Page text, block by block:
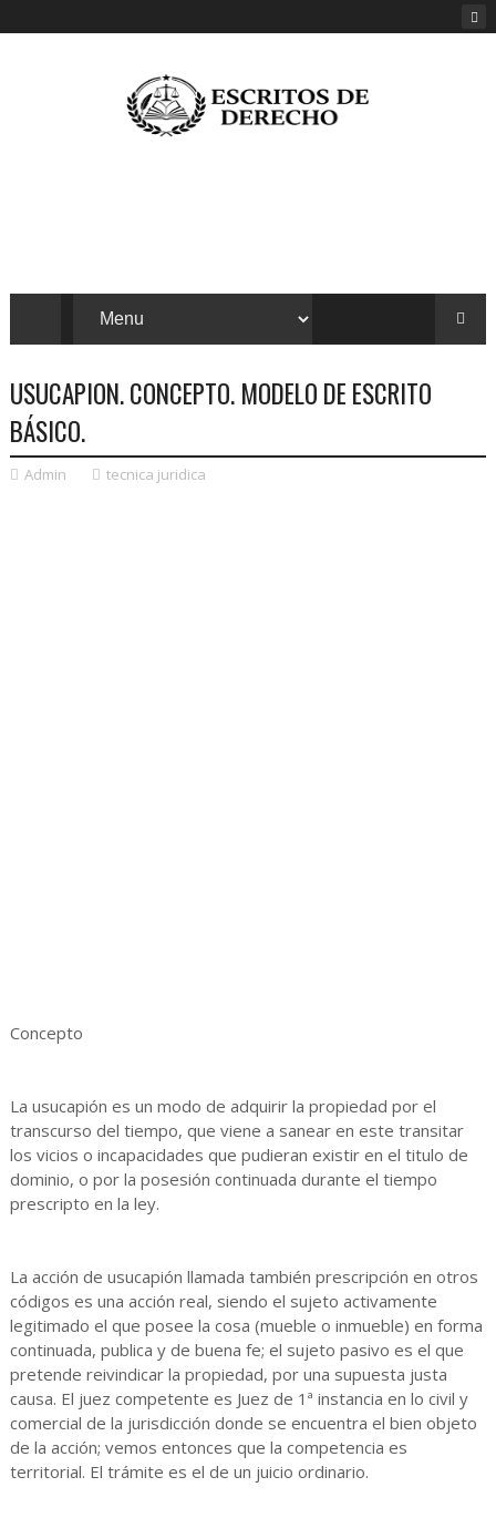
USUCAPION. CONCEPTO. MODELO DE ESCRITO
BÁSICO.
Admin tecnica juridica
Concepto
La usucapión es un modo de adquirir la propiedad por el
transcurso del tiempo, que viene a sanear en este transitar
los vicios o incapacidades que pudieran existir en el titulo de
dominio, o por la posesión continuada durante el tiempo
prescripto en la ley.
La acción de usucapión llamada también prescripción en otros
códigos es una acción real, siendo el sujeto activamente
legitimado el que posee la cosa (mueble o inmueble) en forma
continuada, publica y de buena fe; el sujeto pasivo es el que
pretende reivindicar la propiedad, por una supuesta justa
causa. El juez competente es Juez de 1ª instancia en lo civil y
comercial de la jurisdicción donde se encuentra el bien objeto
de la acción; vemos entonces que la competencia es
territorial. El trámite es el de un juicio ordinario.